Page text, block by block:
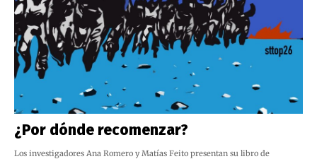
¿Por dónde recomenzar?
Los investigadores Ana Romero y Matías Feito presentan su libro de